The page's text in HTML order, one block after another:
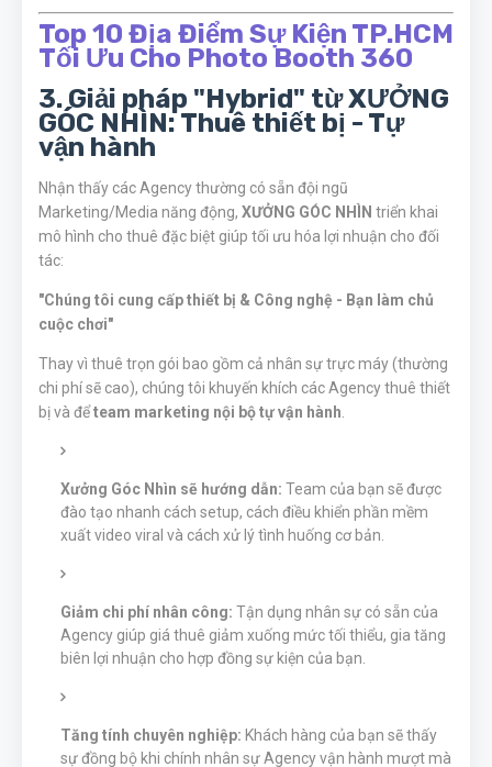
Top 10 Địa Điểm Sự Kiện TP.HCM
Tối Ưu Cho Photo Booth 360
3. Giải pháp "Hybrid" từ XƯỞNG
GÓC NHÌN: Thuê thiết bị - Tự
vận hành
Nhận thấy các Agency thường có sẵn đội ngũ
Marketing/Media năng động, XƯỞNG GÓC NHÌN triển khai
mô hình cho thuê đặc biệt giúp tối ưu hóa lợi nhuận cho đối
tác:
"Chúng tôi cung cấp thiết bị & Công nghệ - Bạn làm chủ
cuộc chơi"
Thay vì thuê trọn gói bao gồm cả nhân sự trực máy (thường
chi phí sẽ cao), chúng tôi khuyến khích các Agency thuê thiết
bị và đểteam marketing nội bộ tự vận hành
Xưởng Góc Nhìn sẽ hướng dẫn: Team của bạn sẽ được
đào tạo nhanh cách setup, cách điều khiển phần mềm
xuất video viral và cách xử lý tình huống cơ bản.
Giảm chi phí nhân công: Tận dụng nhân sự có sẵn của
Agency giúp giá thuê giảm xuống mức tối thiểu, gia tăng
biên lợi nhuận cho hợp đồng sự kiện của bạn.
Tăng tính chuyên nghiệp: Khách hàng của bạn sẽ thấy
sự đồng bộ khi chính nhân sự Agency vận hành mượt mà